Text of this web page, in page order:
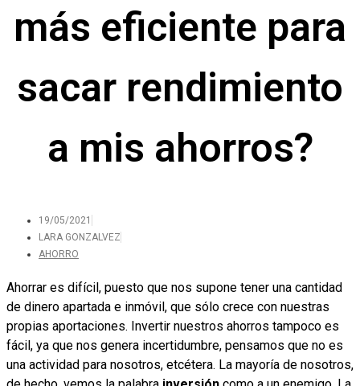
más eficiente para
sacar rendimiento
a mis ahorros?
19/05/2021
LARA GONZALVEZ
AHORRO
Ahorrar es difícil, puesto que nos supone tener una cantidad
de dinero apartada e inmóvil, que sólo crece con nuestras
propias aportaciones. Invertir nuestros ahorros tampoco es
fácil, ya que nos genera incertidumbre, pensamos que no es
una actividad para nosotros, etcétera. La mayoría de nosotros,